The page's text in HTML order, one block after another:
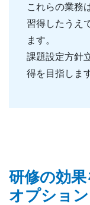
これらの業務
習得したうえ
ます。
課題設定方針
得を目指します
研修の効
オプション